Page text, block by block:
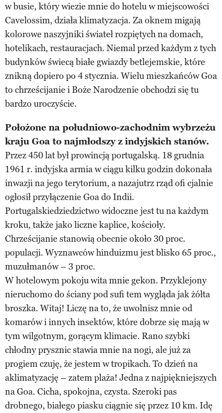
w busie, który wiezie mnie do hotelu w miejscowości
Cavelossim, działa klimatyzacja. Za oknem migają
kolorowe naszyjniki świateł rozpiętych na domach,
hotelikach, restauracjach. Niemal przed każdym z tych
budynków świecą białe gwiazdy betlejemskie, które
znikną dopiero po 4 stycznia. Wielu mieszkańców Goa
to chrześcijanie i Boże Narodzenie obchodzi się tu
bardzo uroczyście.
Położone na południowo-zachodnim wybrzeżu
kraju Goa to najmłodszy z indyjskich stanów.
Przez 450 lat był prowincją portugalską. 18 grudnia
1961 r. indyjska armia w ciągu kilku godzin dokonała
inwazji na jego terytorium, a nazajutrz rząd ofi cjalnie
ogłosił przyłączenie Goa do Indii.
Portugalskiedziedzictwo widoczne jest tu na każdym
kroku, także jako liczne kaplice, kościoły.
Chrześcijanie stanowią obecnie około 30 proc.
populacji. Wyznawców hinduizmu jest blisko 65 proc.,
muzułmanów – 3 proc.
W hotelowym pokoju wita mnie gekon. Przyklejony
nieruchomo do ściany pod sufi tem wygląda jak żółta
broszka. Witaj! Liczę na to, że uwolnisz mnie od
komarów i innych insektów, które dobrze się mają w
tym wilgotnym, gorącym klimacie. Rano szybki
chłodny prysznic stawia mnie na nogi, ale już za
progiem czuję, że jestem w tropikach. To dzień na
aklimatyzację – zatem plaża! Jedna z najpiękniejszych
na Goa. Cicha, spokojna, czysta. Szeroki pas
drobnego, białego piasku ciągnie się przez 10 km. Idę